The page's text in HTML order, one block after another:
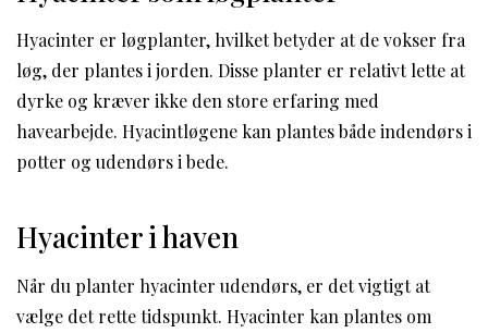
Hyacinter er løgplanter, hvilket betyder at de vokser fra
løg, der plantes i jorden. Disse planter er relativt lette at
dyrke og kræver ikke den store erfaring med
havearbejde. Hyacintløgene kan plantes både indendørs i
potter og udendørs i bede.
Hyacinter i haven
Når du planter hyacinter udendørs, er det vigtigt at
vælge det rette tidspunkt. Hyacinter kan plantes om